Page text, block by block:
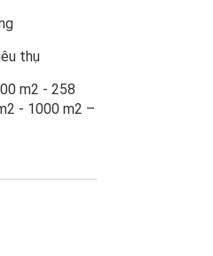
thụ
m2 - 258
- 1000 m2 –